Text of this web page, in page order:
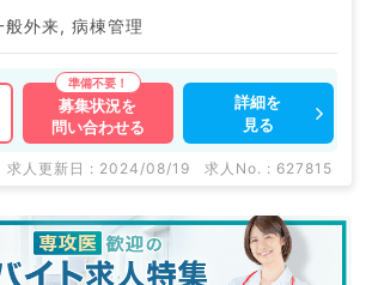
般外来, 病棟管理
募集状況を
問い合わせる
詳細を
見る
求人更新日 : 2024/08/19 求人No. : 627815